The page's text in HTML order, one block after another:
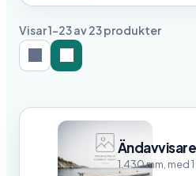
Visar 1-23 av 23 produkter
1.430 mm, med